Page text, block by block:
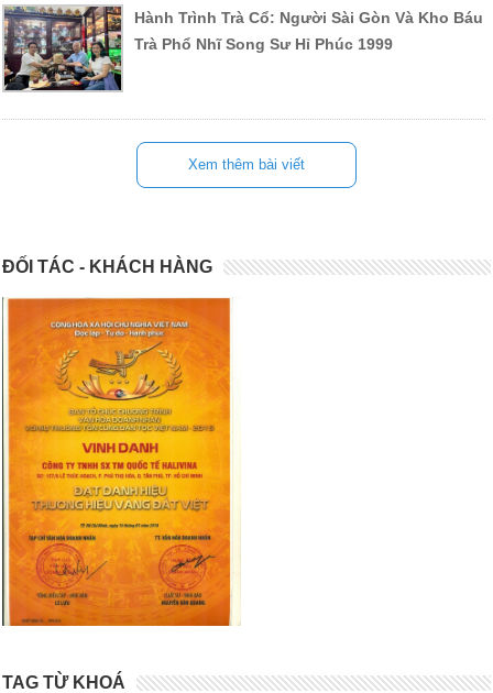
Hành Trình Trà Cổ: Người Sài Gòn Và Kho Báu
Trà Phổ Nhĩ Song Sư Hỉ Phúc 1999
Xem thêm bài viết
ĐỐI TÁC - KHÁCH HÀNG
TAG TỪ KHOÁ